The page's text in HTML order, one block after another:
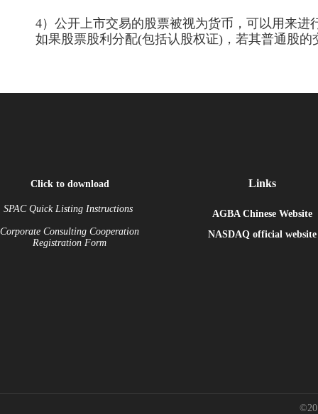
4）公开上市交易的股票被视为货币 ，可以用来进
如果股票股利分配(包括认股权证)，若其普通股
Links
AGBA Chinese Website
NASDAQ official website
Click to download
SPAC Quick Listing Instructions
Corporate Consulting Cooperation
Registration Form